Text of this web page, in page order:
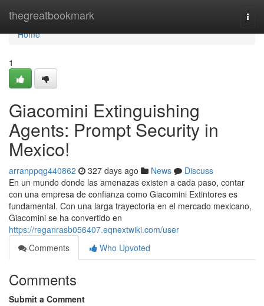
thegreatbookmark
Home
Home
1
Giacomini Extinguishing
Agents: Prompt Security in
Mexico!
arranppqg440862 327 days ago News
Discuss
En un mundo donde las amenazas existen a cada paso, contar
con una empresa de confianza como Giacomini Extintores es
fundamental. Con una larga trayectoria en el mercado mexicano,
Giacomini se ha convertido en
https://reganrasb056407.eqnextwiki.com/user
Comments
Who Upvoted
Comments
Submit a Comment